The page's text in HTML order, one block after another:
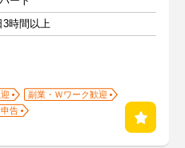
3時間以上
副業・Ｗワーク歓迎
告